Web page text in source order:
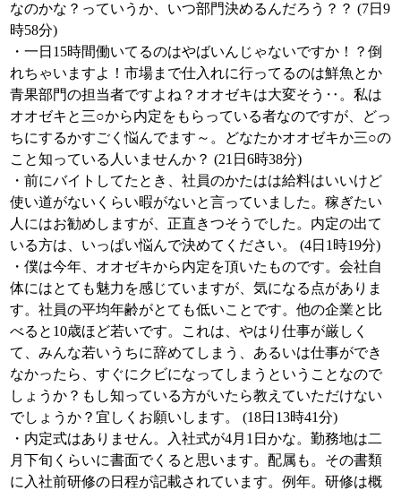
なのかな？っていうか、いつ部門決めるんだろう？？ (7日9
時58分)
・一日15時間働いてるのはやばいんじゃないですか！？倒
れちゃいますよ！市場まで仕入れに行ってるのは鮮魚とか
青果部門の担当者ですよね？オオゼキは大変そう‥。私は
オオゼキと三○から内定をもらっている者なのですが、どっ
ちにするかすごく悩んでます～。どなたかオオゼキか三○の
こと知っている人いませんか？ (21日6時38分)
・前にバイトしてたとき、社員のかたはは給料はいいけど
使い道がないくらい暇がないと言っていました。稼ぎたい
人にはお勧めしますが、正直きつそうでした。内定の出て
いる方は、いっぱい悩んで決めてください。 (4日1時19分)
・僕は今年、オオゼキから内定を頂いたものです。会社自
体にはとても魅力を感じていますが、気になる点がありま
す。社員の平均年齢がとても低いことです。他の企業と比
べると10歳ほど若いです。これは、やはり仕事が厳しく
て、みんな若いうちに辞めてしまう、あるいは仕事ができ
なかったら、すぐにクビになってしまうということなので
しょうか？もし知っている方がいたら教えていただけない
でしょうか？宜しくお願いします。 (18日13時41分)
・内定式はありません。入社式が4月1日かな。勤務地は二
月下旬くらいに書面でくると思います。配属も。その書類
に入社前研修の日程が記載されています。例年。研修は概